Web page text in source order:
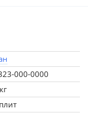
000-0000